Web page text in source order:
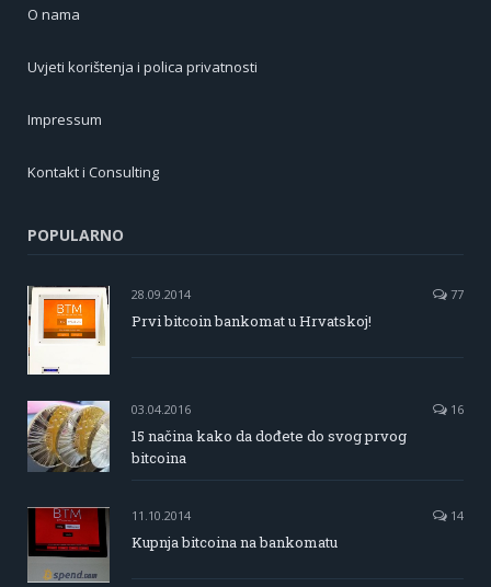
O nama
Uvjeti korištenja i polica privatnosti
Impressum
Kontakt i Consulting
POPULARNO
28.09.2014 77
Prvi bitcoin bankomat u Hrvatskoj!
03.04.2016 16
15 načina kako da dođete do svog prvog
bitcoina
11.10.2014 14
Kupnja bitcoina na bankomatu